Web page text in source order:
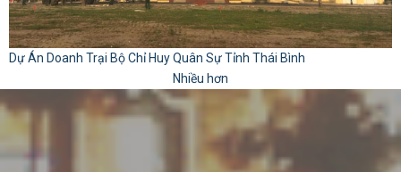
Dự Án Doanh Trại Bộ Chỉ Huy Quân Sự Tỉnh Thái Bình
Nhiều hơn